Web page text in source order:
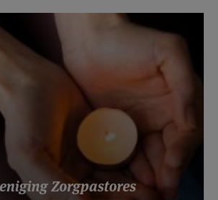
Zorgpastores